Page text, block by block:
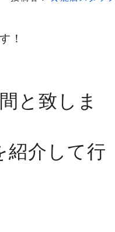
！
と致しま
紹介して行